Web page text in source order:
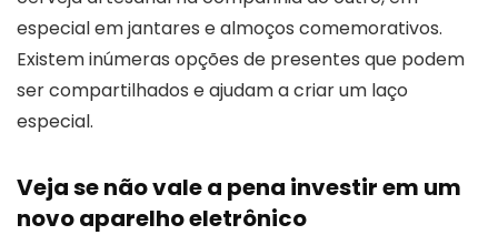
especial em jantares e almoços comemorativos.
Existem inúmeras opções de presentes que podem
ser compartilhados e ajudam a criar um laço
especial.
Veja se não vale a pena investir em um
novo aparelho eletrônico